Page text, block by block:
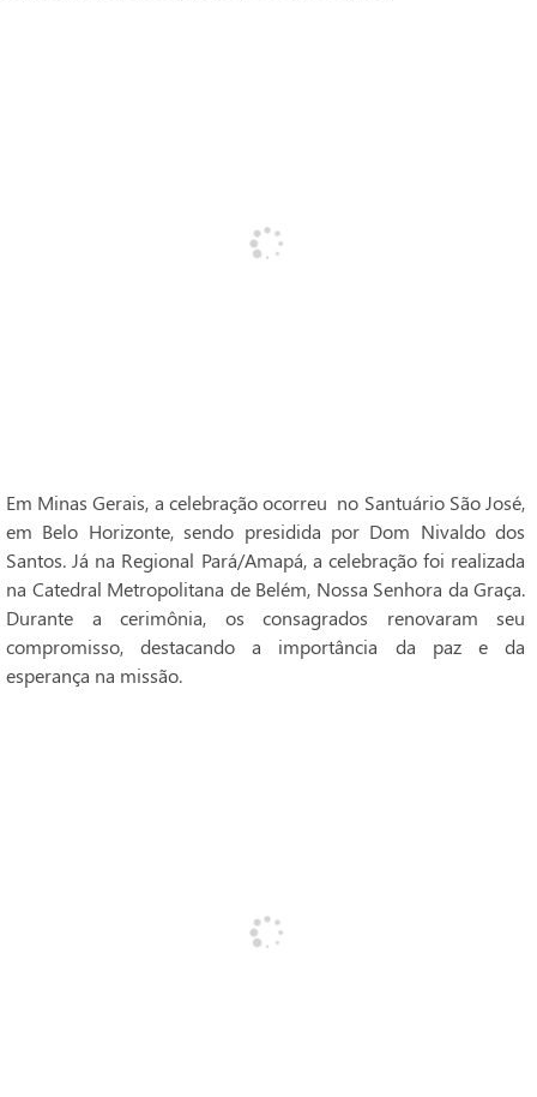
Em Minas Gerais, a celebração ocorreu no Santuário São José,
em Belo Horizonte, sendo presidida por Dom Nivaldo dos
Santos. Já na Regional Pará/Amapá, a celebração foi realizada
na Catedral Metropolitana de Belém, Nossa Senhora da Graça.
Durante a cerimônia, os consagrados renovaram seu
compromisso, destacando a importância da paz e da
esperança na missão.